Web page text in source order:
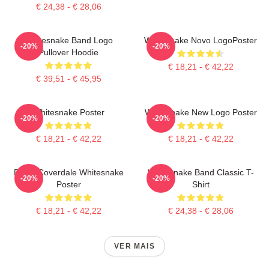
€ 24,38 - € 28,06
Whitesnake Band Logo
Pullover Hoodie
€ 39,51 - € 45,95
-20%
Whitesnake Novo LogoPoster
€ 18,21 - € 42,22
-20%
Whitesnake Poster
€ 18,21 - € 42,22
-20%
Whitesnake New Logo Poster
€ 18,21 - € 42,22
-20%
David Coverdale Whitesnake
Poster
€ 18,21 - € 42,22
-20%
Whitesnake Band Classic T-
Shirt
€ 24,38 - € 28,06
-20%
VER MAIS